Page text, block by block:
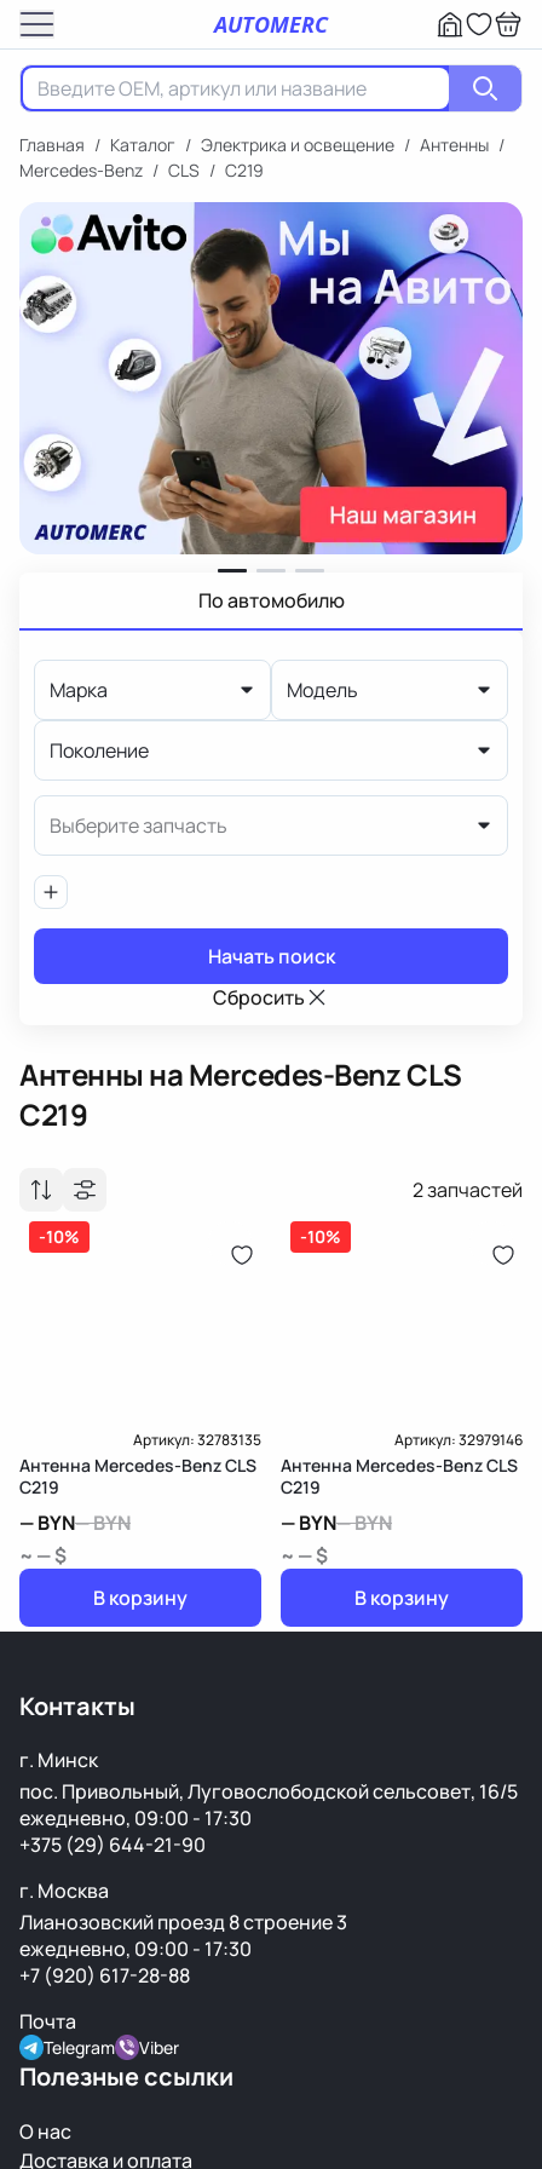
AUTOMERC
Главная / Каталог / Электрика и освещение / Антенны /
Mercedes-Benz / CLS / C219
По автомобилю
Марка Модель
Поколение
Выберите запчасть
Начать поиск
Сбросить
Антенны на Mercedes-Benz CLS
C219
2запчастей
-10%
Артикул:32783135
Антенна Mercedes-Benz CLS
C219
—BYN—BYN
~ — $
В корзину
-10%
Артикул:32979146
Антенна Mercedes-Benz CLS
C219
—BYN—BYN
~ — $
В корзину
Контакты
г. Минск
пос. Привольный, Луговослободской сельсовет, 16/5
ежедневно, 09:00 - 17:30
+375 (29) 644-21-90
г. Москва
Лианозовский проезд 8 строение 3
ежедневно, 09:00 - 17:30
+7 (920) 617-28-88
Почта
Telegram Viber
Полезные ссылки
О нас
Доставка и оплата